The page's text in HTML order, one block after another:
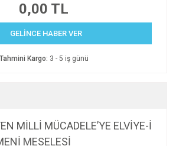
0,00 TL
GELİNCE HABER VER
Tahmini Kargo: 3 - 5 iş günü
MİLLİ MÜCADELE’YE ELVİYE-İ
MESELESİ